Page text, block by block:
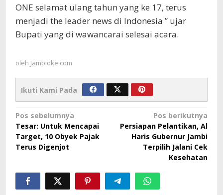
ONE selamat ulang tahun yang ke 17, terus
menjadi the leader news di Indonesia ” ujar
Bupati yang di wawancarai selesai acara.
oleh Jambioke.com
Ikuti Kami Pada
Navigasi
pos
Pos sebelumnya
Tesar: Untuk Mencapai
Target, 10 Obyek Pajak
Terus Digenjot
Pos berikutnya
Persiapan Pelantikan, Al
Haris Gubernur Jambi
Terpilih Jalani Cek
Kesehatan